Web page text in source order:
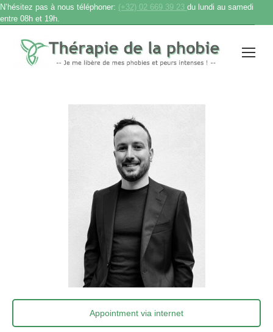
N’hésitez pas à nous téléphoner: (+32) 02 669 39 23 du lundi au samedi
entre 08h et 19h.
Appointment via internet